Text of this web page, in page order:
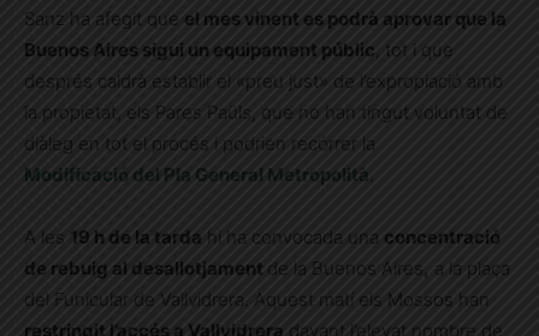
Sanz ha afegit que el mes vinent es podrà aprovar que la
Buenos Aires sigui un equipament públic , tot i que
després caldrà establir el «preu just» de l’expropiació amb
la propietat, els Pares Paüls, que no han tingut voluntat de
diàleg en tot el procés i podrien recórrer la
Modificació del Pla General Metropolità
A les 19 h de la tarda hi ha convocada una concentració
de rebuig al desallotjament de la Buenos Aires a la plaça
del Funicular de Vallvidrera. Aquest matí els Mossos han
restringit l’accés a Vallvidrera davant l’elevat nombre de